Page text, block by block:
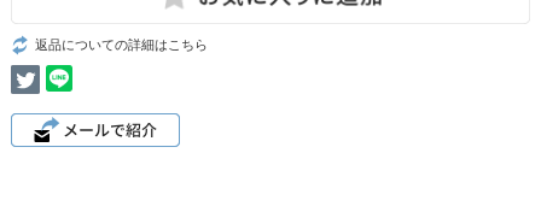
返品についての詳細はこちら